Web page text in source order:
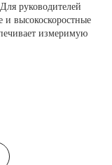
руководителей
высокоскоростные
измеримую